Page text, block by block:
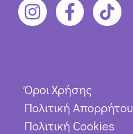
Όροι Χρήσης
Πολιτική Απορρήτου
Πολιτική Cookies